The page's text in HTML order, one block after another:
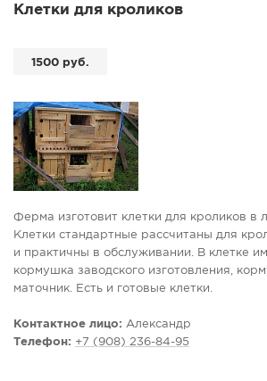
СТАТЬИ
ПРЕДЛОЖИТЬ НОВОСТЬ
ФОТО
Клетки для кроликов
1500 руб.
Ферма изготовит клетки для кроликов в
Клетки стандартные рассчитаны для
и практичны в обслуживании. В клетке
кормушка заводского изготовления,
маточник. Есть и готовые клетки.
Контактное лицо: Александр
Телефон: +7 (908) 236-84-95